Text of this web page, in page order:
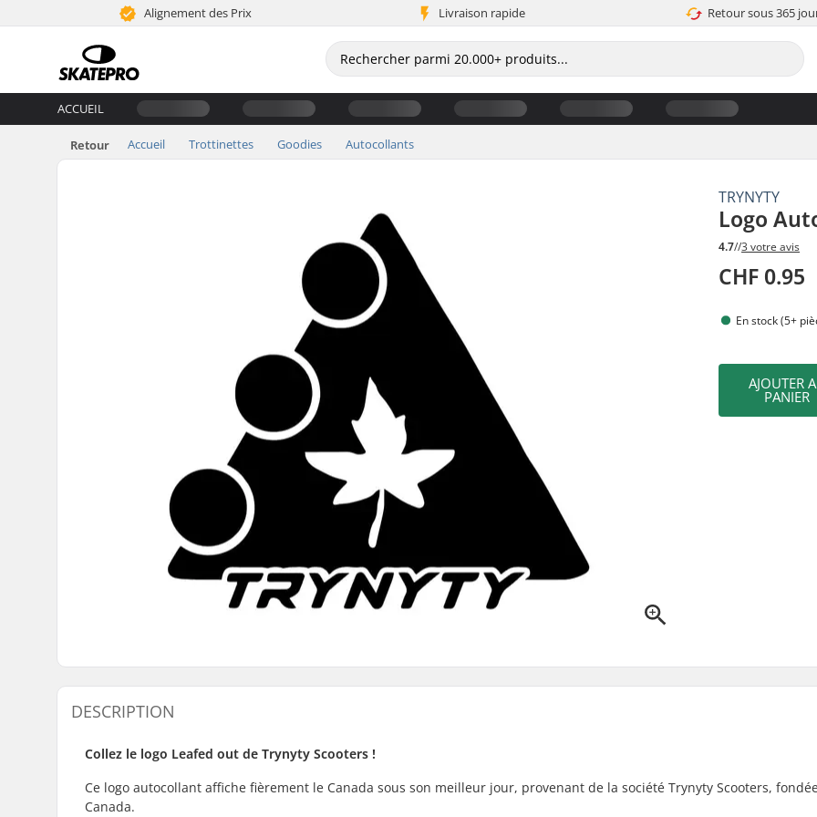
Alignement des Prix Livraison rapide Retour sous 365
ACCUEIL
Retour Accueil Trottinettes Goodies Autocollants
TRYNYTY
Logo
4.7//3 votre avis
CHF 0.95
En stock (5+
AJOUTER
PANIER
DESCRIPTION
Collez le logo Leafed out de Trynyty Scooters !
Ce logo autocollant affiche fièrement le Canada sous son meilleur jour, provenant de la société Trynyty Scooters,
Canada.